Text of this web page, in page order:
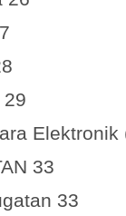
29
Elektronik
33
33